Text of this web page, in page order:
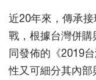
近20年來，傳承
戰，根據台灣併
同發佈的《2019
性又可細分其內部